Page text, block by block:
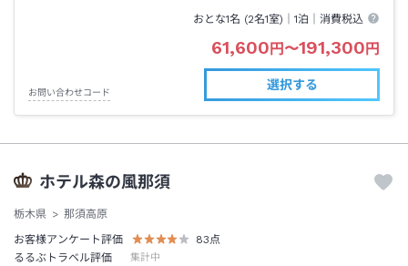
おとな1名 (2名1室)｜1泊 ｜消費税込
61,600円〜191,300円
お問い合わせコード
選択する
ホテル森の風那須
栃木県
那須高原
お客様アンケート評価
83点
るるぶトラベル評価
集計中